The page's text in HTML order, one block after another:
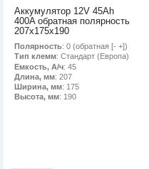
Аккумулятор 12V 45Ah
400A обратная полярность
207x175x190
Полярность: 0 (обратная [- +])
Тип клемм: Стандарт (Европа)
Емкость, А/ч: 45
Длина, мм: 207
Ширина, мм: 175
Высота, мм: 190